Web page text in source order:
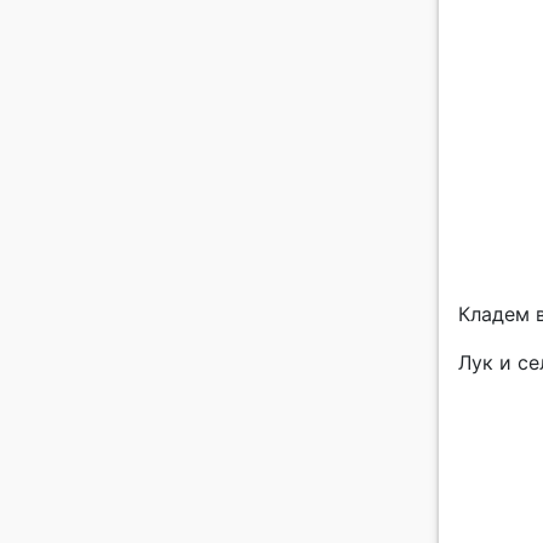
Кладем
Лук и